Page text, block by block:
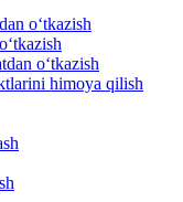
oʻtkazish
oʻtkazish
himoya qilish